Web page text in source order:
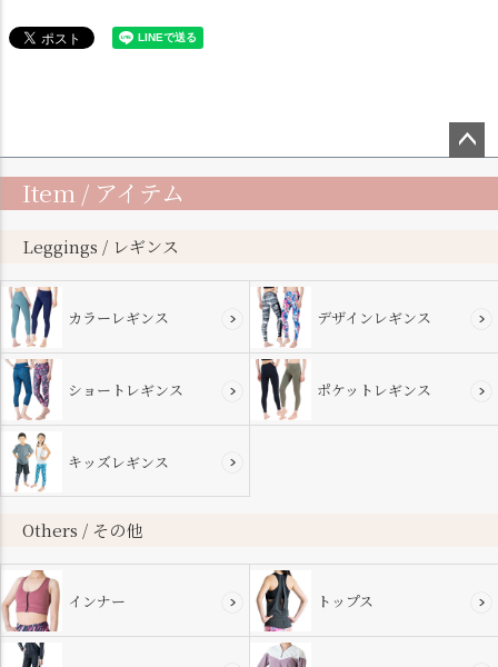
ップ
Item / アイテム
Leggings / レギンス
カラーレギンス デザインレギンス
ショートレギンス ポケットレギンス
キッズレギンス
Others / その他
インナー トップス